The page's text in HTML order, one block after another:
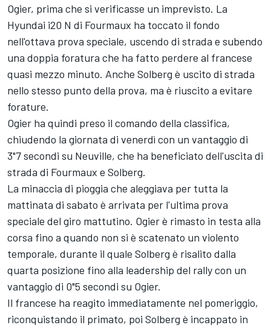
Ogier, prima che si verificasse un imprevisto. La
Hyundai i20 N di Fourmaux ha toccato il fondo
nell'ottava prova speciale, uscendo di strada e subendo
una doppia foratura che ha fatto perdere al francese
quasi mezzo minuto. Anche Solberg è uscito di strada
nello stesso punto della prova, ma è riuscito a evitare
forature.
Ogier ha quindi preso il comando della classifica,
chiudendo la giornata di venerdì con un vantaggio di
3"7 secondi su Neuville, che ha beneficiato dell'uscita di
strada di Fourmaux e Solberg.
La minaccia di pioggia che aleggiava per tutta la
mattinata di sabato è arrivata per l'ultima prova
speciale del giro mattutino. Ogier è rimasto in testa alla
corsa fino a quando non si è scatenato un violento
temporale, durante il quale Solberg è risalito dalla
quarta posizione fino alla leadership del rally con un
vantaggio di 0"5 secondi su Ogier.
Il francese ha reagito immediatamente nel pomeriggio,
riconquistando il primato, poi Solberg è incappato in